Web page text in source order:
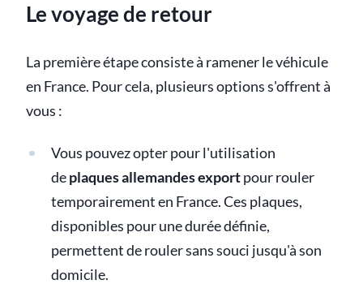
Le voyage de retour
La première étape consiste à ramener le véhicule
en France. Pour cela, plusieurs options s'offrent à
vous :
Vous pouvez opter pour l'utilisation
deplaques allemandes exportpour rouler
temporairement en France. Ces plaques,
disponibles pour une durée définie,
permettent de rouler sans souci jusqu'à son
domicile.